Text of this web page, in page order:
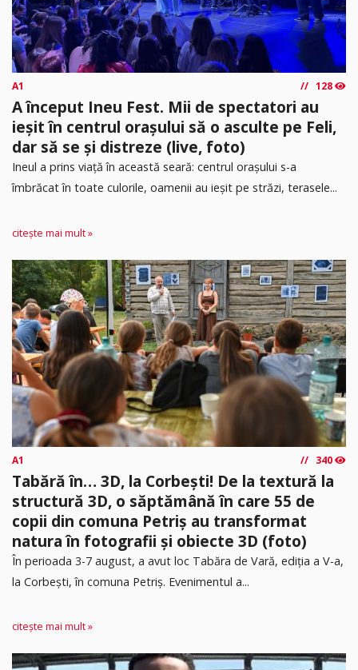
A1 128
A început Ineu Fest. Mii de spectatori au
ieșit în centrul orașului să o asculte pe Feli,
dar să se și distreze (live, foto)
Ineul a prins viață în această seară: centrul orașului s-a
îmbrăcat în toate culorile, oamenii au ieșit pe străzi, terasele...
citește mai mult »
A1 340
Tabără în… 3D, la Corbești! De la textură la
structură 3D, o săptămână în care 55 de
copii din comuna Petriș au transformat
natura în fotografii și obiecte 3D (foto)
În perioada 3-7 august, a avut loc Tabăra de Vară, ediția a V-a,
la Corbești, în comuna Petriș. Evenimentul a...
citește mai mult »